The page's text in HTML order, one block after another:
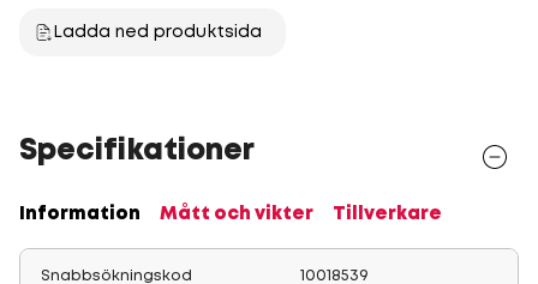
Ladda ned produktsida
Specifikationer
Information Mått och vikter Tillverkare
Snabbsökningskod 10018539